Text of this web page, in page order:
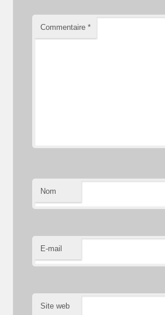
Commentaire*
Nom
E-mail
Site web